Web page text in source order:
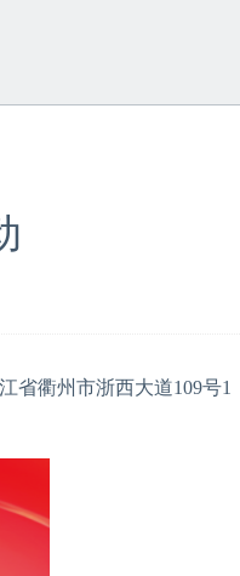
省衢州市浙西大道109号1